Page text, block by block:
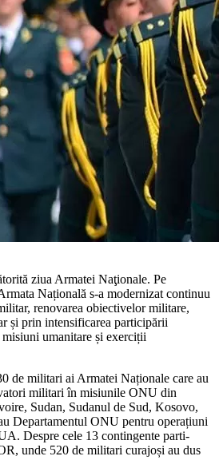
ziua Armatei Naţionale. Pe
Națională s-a modernizat continuu
renovarea obiecti­velor militare,
și prin intensifica­rea participării
umanitare și exerciții
de militari ai Armatei Naționale care au
militari în misiunile ONU din
Sudan, Sudanul de Sud, Kosovo,
Departamentul ONU pentru operațiuni
Despre cele 13 contingente parti­
unde 520 de militari curajoși au dus